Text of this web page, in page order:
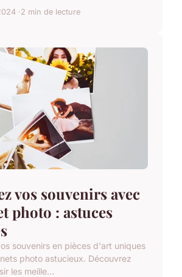
2 min de lecture
vos souvenirs avec
photo : astuces
souvenirs en pièces d'art uniques
photo astucieux. Découvrez
les meille...